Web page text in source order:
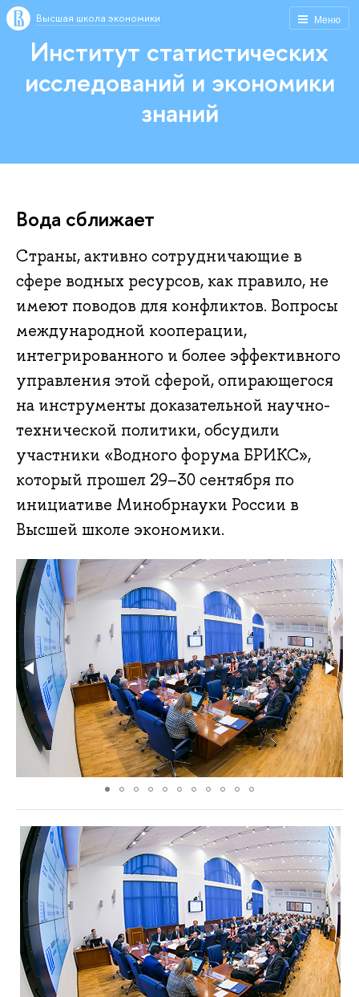
Меню
Высшая школа экономики
Институт статистических
исследований и экономики
знаний
Вода сближает
Страны, активно сотрудничающие в
сфере водных ресурсов, как правило, не
имеют поводов для конфликтов. Вопросы
международной кооперации,
интегрированного и более эффективного
управления этой сферой, опирающегося
на инструменты доказательной научно-
технической политики, обсудили
участники «Водного форума БРИКС»,
который прошел 29–30 сентября по
инициативе Минобрнауки России в
Высшей школе экономики.